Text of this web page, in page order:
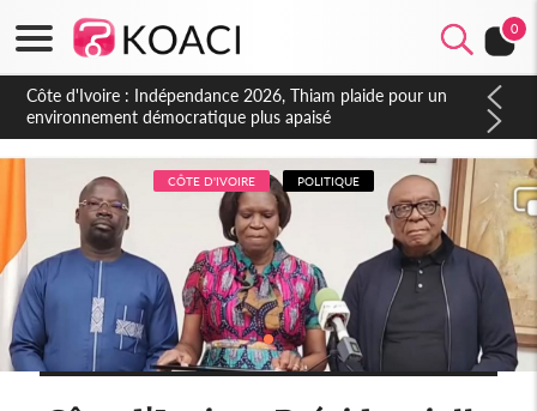
0
Côte d'Ivoire : Concours INFAS 2026, les convocations
seront disponibles à compter du samedi
CÔTE D'IVOIRE POLITIQUE